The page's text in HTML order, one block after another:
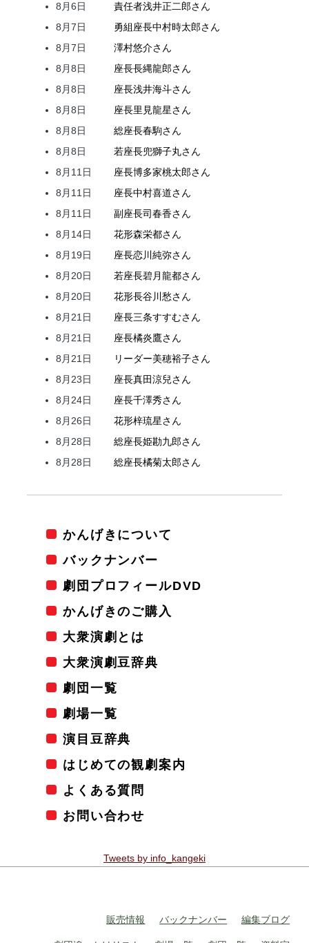
8月6日
責任者浅井正二郎さん
8月7日
勇組座長中村時太郎さん
8月7日
澤村悠介さん
8月8日
座長長縄龍郎さん
8月8日
座長浅井海斗さん
8月8日
座長里見龍星さん
8月8日
総座長春駒さん
8月8日
若座長兜獅子丸さん
8月11日
座長博多家桃太郎さん
8月11日
座長中村喜道さん
8月11日
副座長司春香さん
8月14日
花形森栄都さん
8月19日
座長恋川純弥さん
8月20日
若座長碧月龍都さん
8月20日
花形長谷川愁さん
8月21日
座長三条すすむさん
8月21日
座長橘炎鷹さん
8月21日
リーダー美穂裕子さん
8月23日
座長真田涼兒さん
8月24日
座長千澤秀さん
8月26日
花形梓琉星さん
8月28日
総座長姫勘九郎さん
8月28日
総座長橘菊太郎さん
かんげきについて
バックナンバー
劇団プロフィールDVD
かんげきのご購入
大衆演劇とは
大衆演劇豆辞典
劇団一覧
劇場一覧
演目豆辞典
はじめての観劇案内
よくある質問
お問い合わせ
Tweets by info_kangeki
販売情報 バックナンバー 編集ブログ